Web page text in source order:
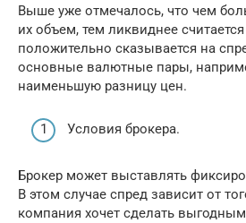
Выше уже отмечалось, что чем
их объем, тем ликвиднее
положительно сказывается на
основные валютные пары,
наименьшую разницу цен.
Условия брокера.
Брокер может выставлять
В этом случае спред зависит от
компания хочет сделать